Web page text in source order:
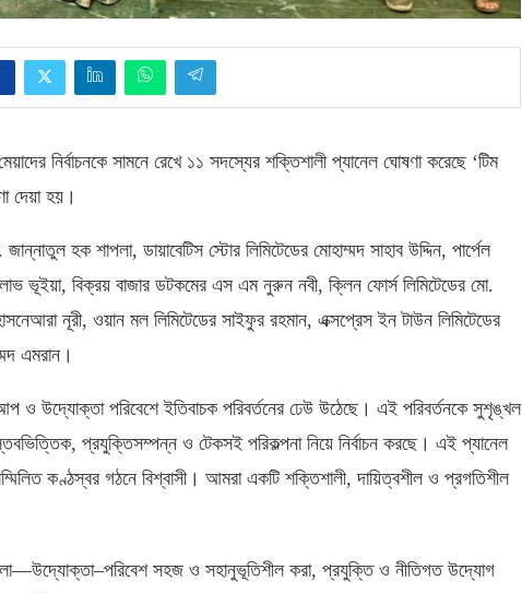
নির্বাচনকে সামনে রেখে ১১ সদস্যের শক্তিশালী প্যানেল ঘোষণা করেছে ‘টিম
দেয়া হয়।
জান্নাতুল হক শাপলা, ডায়াবেটিস স্টোর লিমিটেডের মোহাম্মদ সাহাব উদ্দিন, পার্পেল
ভূইয়া, বিক্রয় বাজার ডটকমের এস এম নুরুন নবী, ক্লিন ফোর্স লিমিটেডের মো.
নূরী, ওয়ান মল লিমিটেডের সাইফুর রহমান, এক্সপ্রেস ইন টাউন লিমিটেডের
এমরান।
ও উদ্যোক্তা পরিবেশে ইতিবাচক পরিবর্তনের ঢেউ উঠেছে। এই পরিবর্তনকে সুশৃঙ্খল
, প্রযুক্তিসম্পন্ন ও টেকসই পরিকল্পনা নিয়ে নির্বাচন করছে। এই প্যানেল
কণ্ঠস্বর গঠনে বিশ্বাসী। আমরা একটি শক্তিশালী,দায়িত্বশীল ও প্রগতিশীল
–পরিবেশ সহজ ও সহানুভূতিশীল করা, প্রযুক্তি ও নীতিগত উদ্যোগ